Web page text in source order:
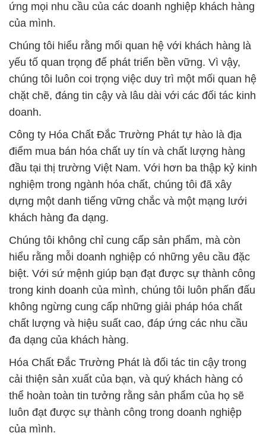
ứng mọi nhu cầu của các doanh nghiệp khách hàng
của mình.
Chúng tôi hiểu rằng mối quan hệ với khách hàng là
yếu tố quan trọng để phát triển bền vững. Vì vậy,
chúng tôi luôn coi trọng việc duy trì một mối quan hệ
chặt chẽ, đáng tin cậy và lâu dài với các đối tác kinh
doanh.
Công ty Hóa Chất Đắc Trường Phát tự hào là địa
điểm mua bán hóa chất uy tín và chất lượng hàng
đầu tại thị trường Việt Nam. Với hơn ba thập kỷ kinh
nghiệm trong ngành hóa chất, chúng tôi đã xây
dựng một danh tiếng vững chắc và một mạng lưới
khách hàng đa dạng.
Chúng tôi không chỉ cung cấp sản phẩm, mà còn
hiểu rằng mỗi doanh nghiệp có những yêu cầu đặc
biệt. Với sứ mệnh giúp bạn đạt được sự thành công
trong kinh doanh của mình, chúng tôi luôn phấn đấu
không ngừng cung cấp những giải pháp hóa chất
chất lượng và hiệu suất cao, đáp ứng các nhu cầu
đa dạng của khách hàng.
Hóa Chất Đắc Trường Phát là đối tác tin cậy trong
cải thiện sản xuất của bạn, và quý khách hàng có
thể hoàn toàn tin tưởng rằng sản phẩm của họ sẽ
luôn đạt được sự thành công trong doanh nghiệp
của mình.